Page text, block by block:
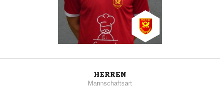
HERREN
Mannschaftsart